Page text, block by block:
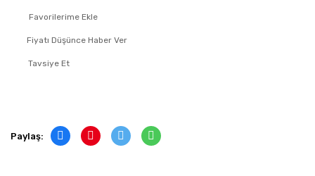
Fiyatı Düşünce Haber Ver
Tavsiye Et
Paylaş: